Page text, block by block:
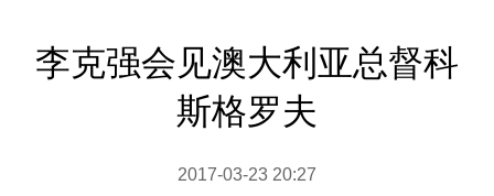
李克强会见澳大利亚总督科
斯格罗夫
2017-03-23 20:27